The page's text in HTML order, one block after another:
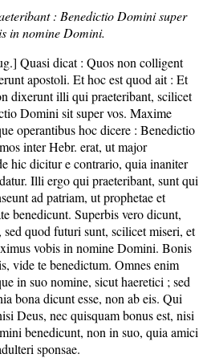
: Benedictio Domini super
in nomine Domini.
Quasi dicat : Quos non colligent
apostoli. Et hoc est quod ait : Et
dixerunt illi qui praeteribant, scilicet
Domini sit super vos. Maxime
operantibus hoc dicere : Benedictio
inter Hebr. erat, ut major
hic dicitur e contrario, quia inaniter
Illi ergo qui praeteribant, sunt qui
ad patriam, ut prophetae et
benedicunt. Superbis vero dicunt,
quod futuri sunt, scilicet miseri, et
vobis in nomine Domini. Bonis
vide te benedictum. Omnes enim
in suo nomine, sicut haeretici ; sed
bona dicunt esse, non ab eis. Qui
Deus, nec quisquam bonus est, nisi
benedicunt, non in suo, quia amici
sponsae.